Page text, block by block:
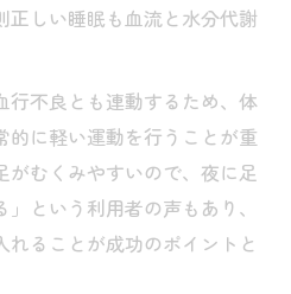
正しい睡眠も血流と水分代謝
行不良とも連動するため、体
的に軽い運動を行うことが重
がむくみやすいので、夜に足
という利用者の声もあり、
れることが成功のポイントと